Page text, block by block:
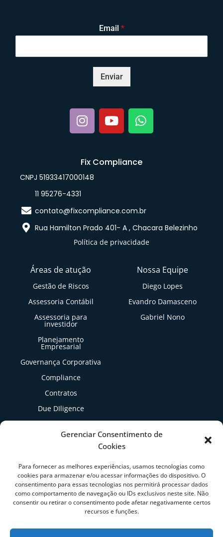
Gerenciar Consentimento de
Cookies
Para fornecer as melhores experiências, usamos tecnologias como
cookies para armazenar e/ou acessar informações do dispositivo. O
consentimento para essas tecnologias nos permitirá processar dados
como comportamento de navegação ou IDs exclusivos neste site. Não
consentir ou retirar o consentimento pode afetar negativamente certos
recursos e funções.
E
m
*
Email *
Enviar
Fix Compliance
CNPJ 51933417000148
11 95276-4331
contato@fixcompliance.com.br
Rua Hamilton Prado 401- A , Chacara Belezinho
Política de privacidade
Áreas de atução
Gestão de Riscos
Assessoria Contábil
Assessoria para
investidor
Planejamento
Empresarial
Governança Corporativa
Compliance
Contratos
Due DIligence
Gestão Tributária
Nossa Equipe
Diego Lopes
Evandro Damasceno
Gabriel Nono
Artigos